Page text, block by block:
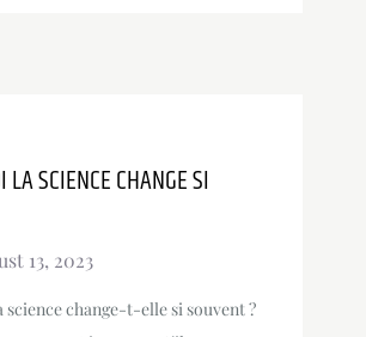
LA SCIENCE CHANGE SI
13, 2023
science change-t-elle si souvent ?